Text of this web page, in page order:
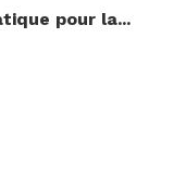
pour la...